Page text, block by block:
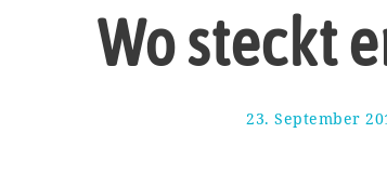
Wo steckt
23. September